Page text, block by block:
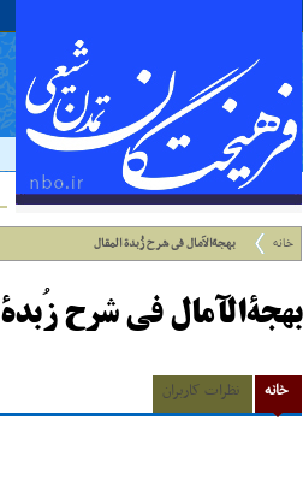
خانه بهجةالآمال فى شرح زُبدة المقال
بهجةالآمال فى شرح زُبدة
خانه نظرات کاربران